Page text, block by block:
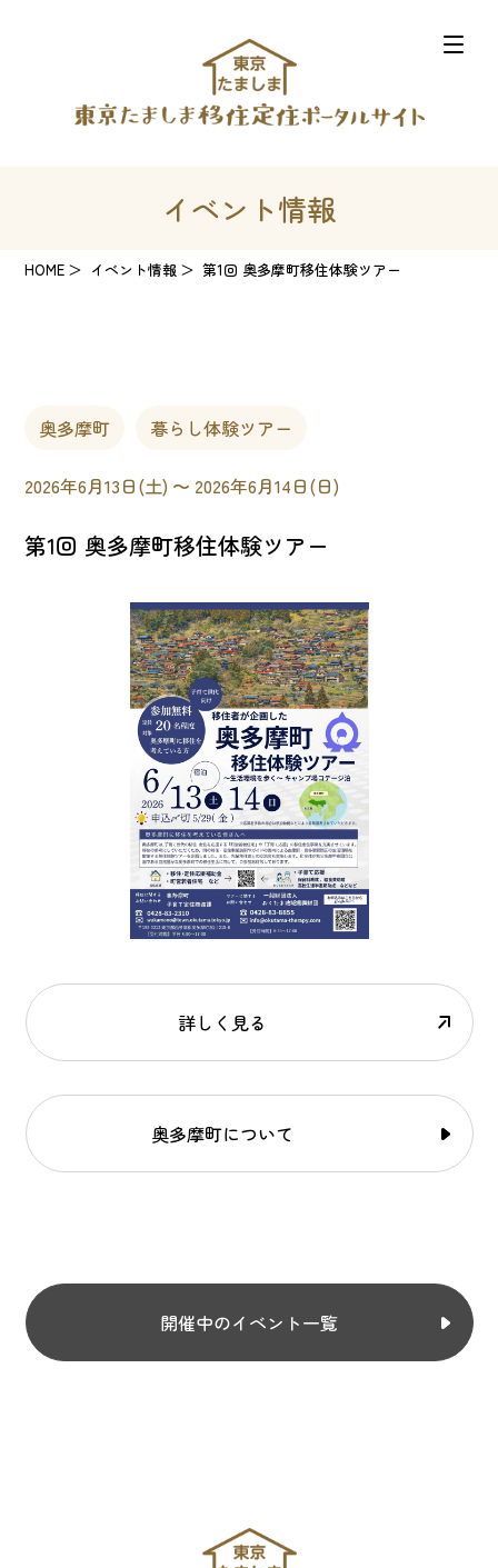
イベント情報
HOME イベント情報 第1回 奥多摩町移住体験ツアー
奥多摩町 暮らし体験ツアー
2026年6月13日(土) 〜 2026年6月14日(日)
第1回 奥多摩町移住体験ツアー
詳しく見る
奥多摩町について
開催中のイベント一覧